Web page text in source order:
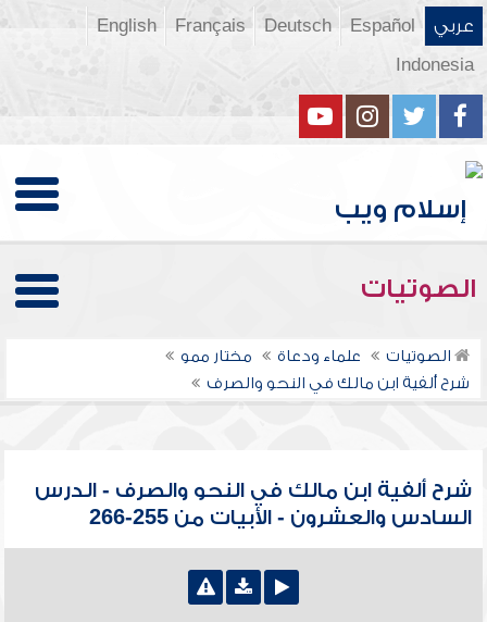
عربي Español
Deutsch
Français
English
Indonesia
الصوتيات
الصوتيات علماء ودعاة
مختار ممو
شرح ألفية ابن مالك في النحو والصرف
شرح ألفية ابن مالك في النحو والصرف - الدرس
السادس والعشرون - الأبيات من 255-266